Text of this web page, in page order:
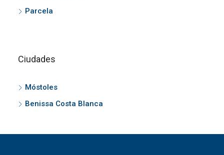
Parcela
Ciudades
Móstoles
Benissa Costa Blanca